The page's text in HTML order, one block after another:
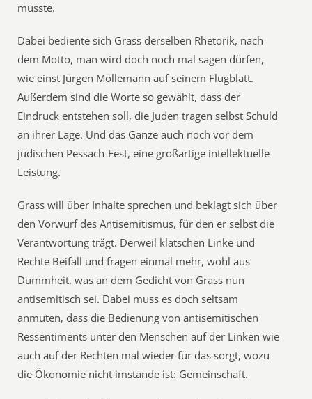
musste.
Dabei bediente sich Grass derselben Rhetorik, nach
dem Motto, man wird doch noch mal sagen dürfen,
wie einst Jürgen Möllemann auf seinem Flugblatt.
Außerdem sind die Worte so gewählt, dass der
Eindruck entstehen soll, die Juden tragen selbst Schuld
an ihrer Lage. Und das Ganze auch noch vor dem
jüdischen Pessach-Fest, eine großartige intellektuelle
Leistung.
Grass will über Inhalte sprechen und beklagt sich über
den Vorwurf des Antisemitismus, für den er selbst die
Verantwortung trägt. Derweil klatschen Linke und
Rechte Beifall und fragen einmal mehr, wohl aus
Dummheit, was an dem Gedicht von Grass nun
antisemitisch sei. Dabei muss es doch seltsam
anmuten, dass die Bedienung von antisemitischen
Ressentiments unter den Menschen auf der Linken wie
auch auf der Rechten mal wieder für das sorgt, wozu
die Ökonomie nicht imstande ist: Gemeinschaft.